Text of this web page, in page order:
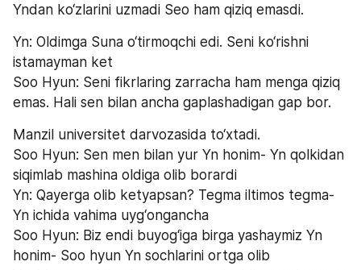
Yndan ko‘zlarini uzmadi Seo ham qiziq emasdi.
Yn: Oldimga Suna o‘tirmoqchi edi. Seni ko‘rishni
istamayman ket
Soo Hyun: Seni fikrlaring zarracha ham menga qiziq
emas. Hali sen bilan ancha gaplashadigan gap bor.
Manzil universitet darvozasida to‘xtadi.
Soo Hyun: Sen men bilan yur Yn honim- Yn qolkidan
siqimlab mashina oldiga olib borardi
Yn: Qayerga olib ketyapsan? Tegma iltimos tegma-
Yn ichida vahima uyg‘ongancha
Soo Hyun: Biz endi buyog‘iga birga yashaymiz Yn
honim- Soo hyun Yn sochlarini ortga olib